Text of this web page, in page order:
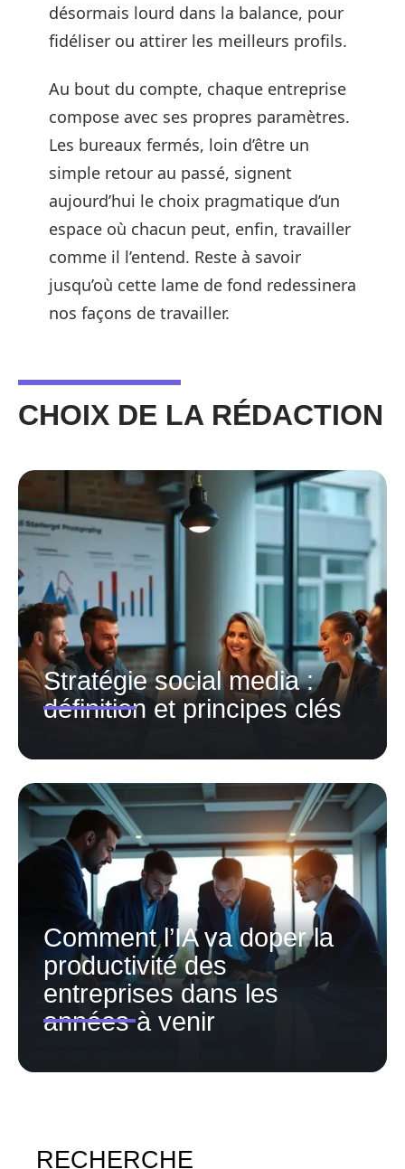
désormais lourd dans la balance, pour
fidéliser ou attirer les meilleurs profils.
Au bout du compte, chaque entreprise
compose avec ses propres paramètres.
Les bureaux fermés, loin d’être un
simple retour au passé, signent
aujourd’hui le choix pragmatique d’un
espace où chacun peut, enfin, travailler
comme il l’entend. Reste à savoir
jusqu’où cette lame de fond redessinera
nos façons de travailler.
CHOIX DE LA RÉDACTION
Stratégie social media :
définition et principes clés
Comment l’IA va doper la
productivité des
entreprises dans les
années à venir
RECHERCHE